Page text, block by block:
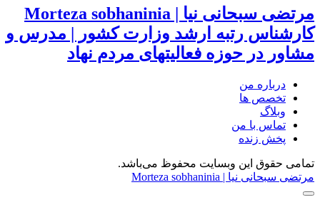
مرتضی سبحانی نیا | Morteza sobhaninia
کارشناس رتبه ارشد وزارت کشور | مدرس و
مشاور در حوزه فعالیتهای مردم نهاد
درباره من
تخصص ها
وبلاگ
تماس با من
پخش زنده
تمامی حقوق این وبسایت محفوظ می‌باشد.
مرتضی سبحانی نیا | Morteza sobhaninia